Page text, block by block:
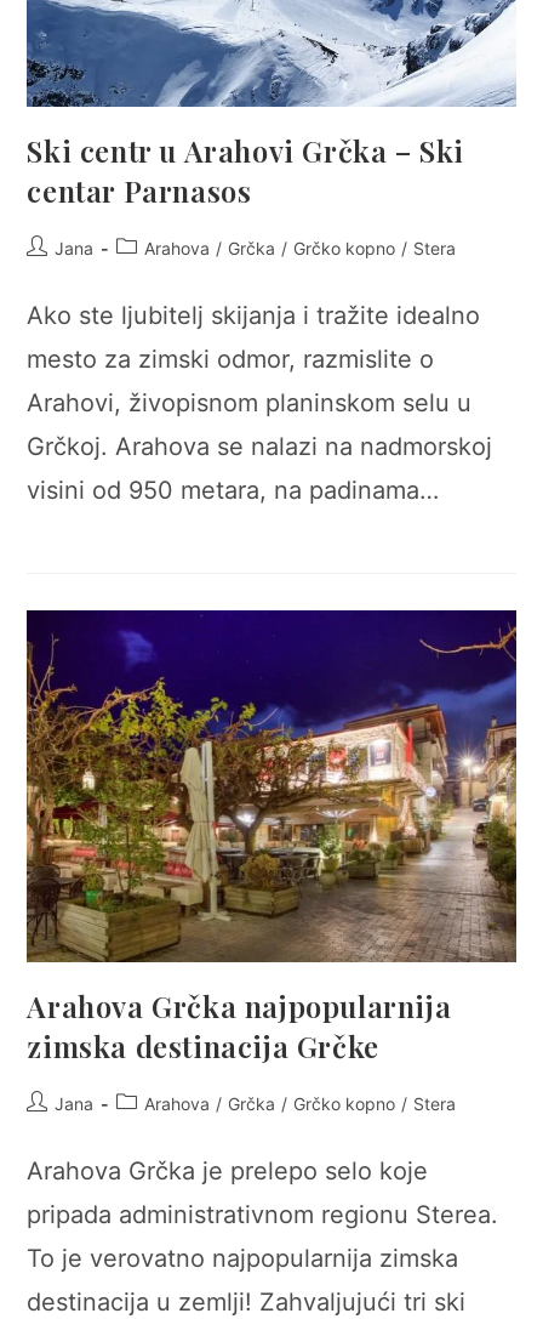
Ski centr u Arahovi Grčka – Ski
centar Parnasos
PostJana
PostArahova / Grčka / Grčko kopno / Stera
Ako ste ljubitelj skijanja i tražite idealno
mesto za zimski odmor, razmislite o
Arahovi, živopisnom planinskom selu u
Grčkoj. Arahova se nalazi na nadmorskoj
visini od 950 metara, na padinama…
Arahova Grčka najpopularnija
zimska destinacija Grčke
PostJana
PostArahova / Grčka / Grčko kopno / Stera
Arahova Grčka je prelepo selo koje
pripada administrativnom regionu Sterea.
To je verovatno najpopularnija zimska
destinacija u zemlji! Zahvaljujući tri ski